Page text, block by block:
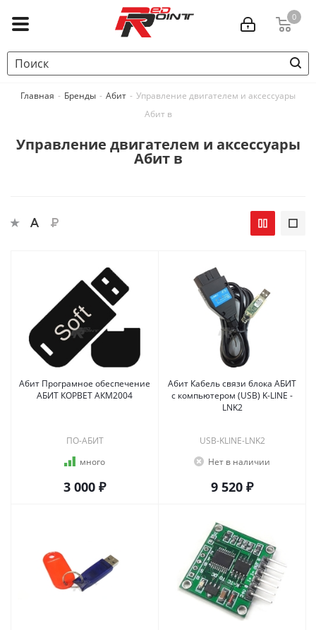
0
Главная - Бренды - Абит - Управление двигателем и аксессуары
Абит в
Управление двигателем и аксессуары
Абит в
Абит Програмное обеспечение
АБИТ КОРВЕТ АКМ2004
ПО-АБИТ
много
3 000 ₽
Абит Кабель связи блока АБИТ
с компьютером (USB) K-LINE -
LNK2
USB-KLINE-LNK2
Нет в наличии
9 520 ₽